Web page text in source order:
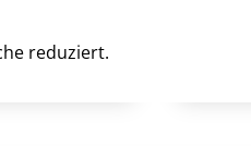
reduziert.